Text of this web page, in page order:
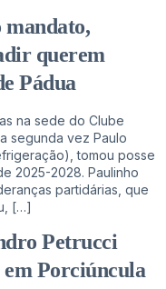
mandato,
querem
Pádua
na sede do Clube
segunda vez Paulo
tomou posse
2025-2028. Paulinho
partidárias, que
[…]
Petrucci
Porciúncula